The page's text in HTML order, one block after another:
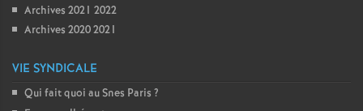
Archives 2021 2022
Archives 2020 2021
VIE SYNDICALE
Qui fait quoi au Snes Paris ?